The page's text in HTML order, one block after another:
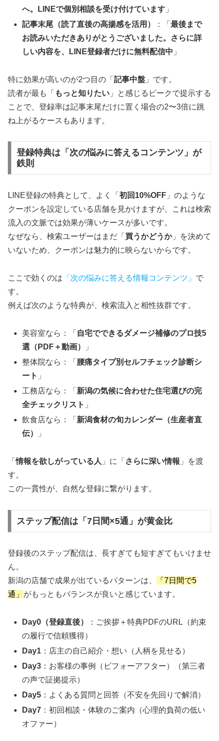
へ。LINEで個別相談を受け付けています 」
記事末尾（読了直後の高揚感を活用）
：「最後まで
お読みいただきありがとうございました。さらに詳
しい内容を、LINE登録者だけに無料配信中 」
特に効果が高いのが2つ目の「 記事中盤 」です。
読者が最も「 もっと知りたい 」と感じるピークで提示する
ことで、登録率は記事末尾だけに置く場合の2〜3倍に跳
ね上がるケースもあります。
登録特典は「次の悩みに答えるコンテンツ」が
鉄則
LINE登録の特典として、よく「 初回10%OFF 」のような
クーポンを設定している店舗を見かけますが、これは検索
流入の文脈では効果が薄いケースが多いです。
なぜなら、検索ユーザーはまだ「 買うかどうか」を決めて
いないため、クーポンは魅力的に映らないからです。
ここで効くのは 「次の悩みに答える情報コンテンツ」 で
す。
例えば次のような特典が、検索流入と相性抜群です。
美容室なら：「 自宅でできるダメージ補修のプロ技5
選（PDF＋動画）
」
整体院なら：「 腰痛タイプ別セルフチェック診断シ
ート 」
工務店なら：「 新潟の気候に合わせた住宅選びの完
全チェックリスト 」
飲食店なら：「 新潟食材の旬カレンダー（生産者直
伝）
」
「情報を欲しがっている人 」に「 さらに深い情報 」を渡
す。
この一貫性が、自然な登録に繋がります。
ステップ配信は「7日間×5通」が黄金比
登録後のステップ配信は、長すぎても短すぎてもいけませ
ん。
新潟の店舗で成果が出ているパターンは、
「7日間で5
通」 がもっともバランスが良いと感じています。
Day0（登録直後）
：ご挨拶＋特典PDFのURL（約束
の履行で信頼獲得）
Day1 ：店主の自己紹介・想い（人柄を見せる）
Day3 ：お客様の事例（ビフォーアフター）（第三者
の声で証拠提示）
Day5 ：よくある質問と回答（不安を先回りで解消）
Day7 ：初回相談・体験のご案内（心理的負荷の低い
オファー）